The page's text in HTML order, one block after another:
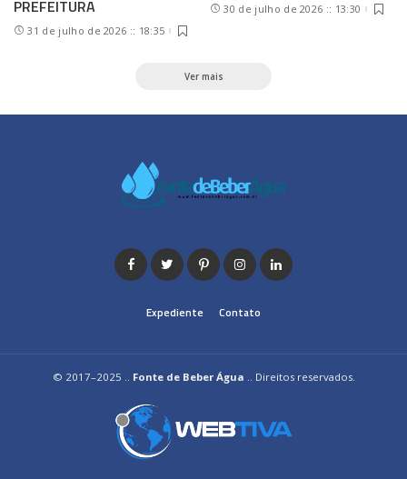
PREFEITURA
31 de julho de 2026 :: 18:35
30 de julho de 2026 :: 13:30
Ver mais
Expediente Contato
© 2017–2025 .. Fonte de Beber Água .. Direitos reservados.